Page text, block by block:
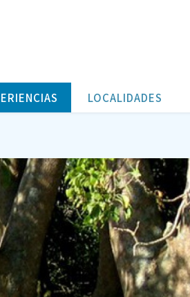
LOCALIDADES
la Laguna de